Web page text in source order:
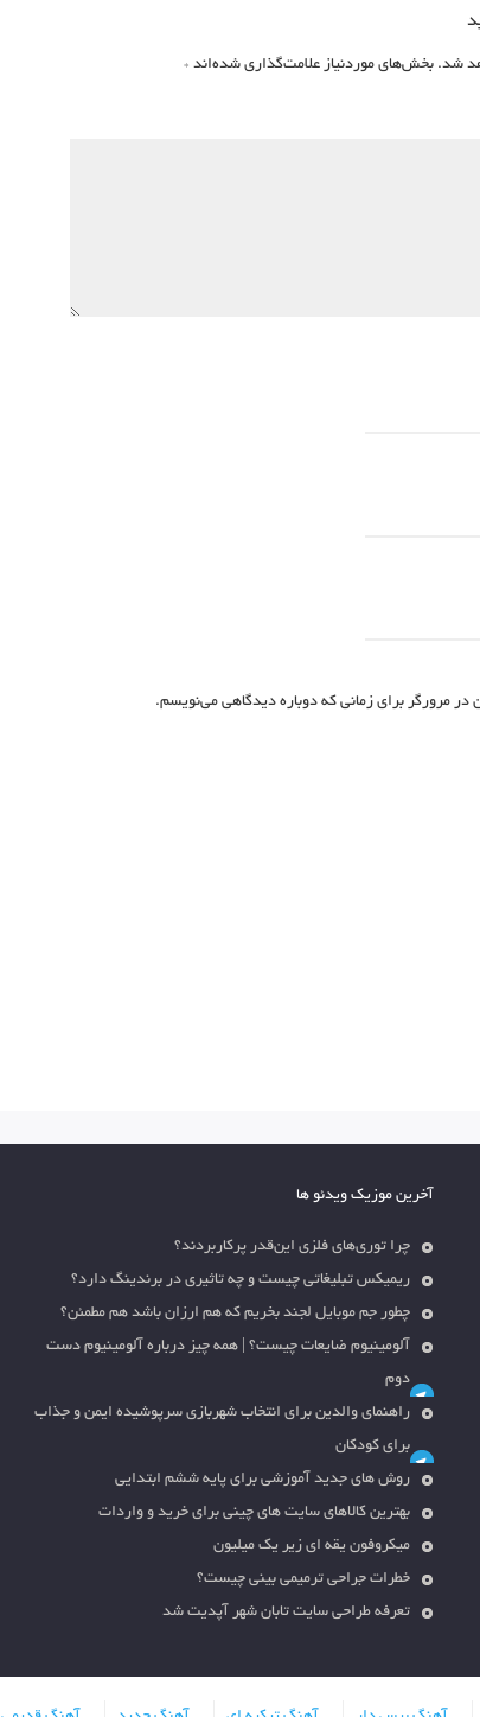
شد. بخش‌های موردنیاز علامت‌گذاری شده‌اند *
در مرورگر برای زمانی که دوباره دیدگاهی می‌نویسم.
آخرین موزیک ویدئو ها
چرا توری‌های فلزی این‌قدر پرکاربردند؟
ریمیکس تبلیغاتی چیست و چه تاثیری در برندینگ دارد؟
چطور جم موبایل لجند بخریم که هم ارزان باشد هم مطمئن؟
آلومینیوم ضایعات چیست؟ | همه چیز درباره آلومینیوم دست
دوم
راهنمای والدین برای انتخاب شهربازی سرپوشیده ایمن و جذاب
برای کودکان
روش های جدید آموزشی برای پایه ششم ابتدایی
بهترین کالاهای سایت های چینی برای خرید و واردات
میکروفون یقه ای زیر یک میلیون
خطرات جراحی ترمیمی بینی چیست؟
تعرفه طراحی سایت تابان شهر آپدیت شد